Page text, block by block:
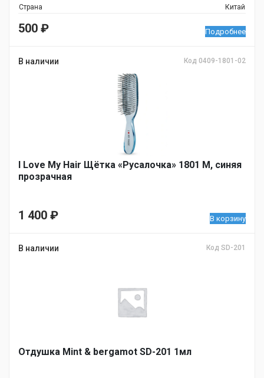
Страна Китай
500 ₽ Подробнее
В наличии Код 0409-1801-02
I Love My Hair Щётка «Русалочка» 1801 М, синяя
прозрачная
1 400 ₽ В корзину
В наличии Код SD-201
Отдушка Mint & bergamot SD-201 1мл